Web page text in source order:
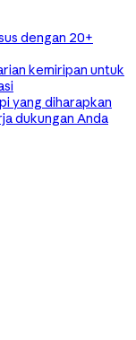
dengan 20+
kemiripan untuk
yang diharapkan
dukungan Anda